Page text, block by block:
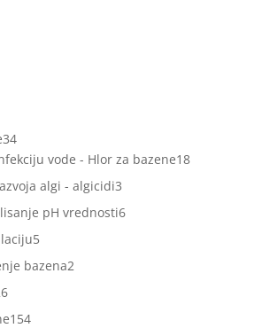
3434
proizvodavode - Hlor za bazene1818
algi - algicidi33
proizvoda
pH vrednosti66
55
proizvoda
bazena22
26
proizvoda
154154